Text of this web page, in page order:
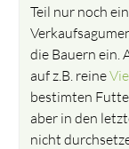
Teil nur noch
die Bauern ein.
auf z.B. reine
bestimten
aber in den
nicht